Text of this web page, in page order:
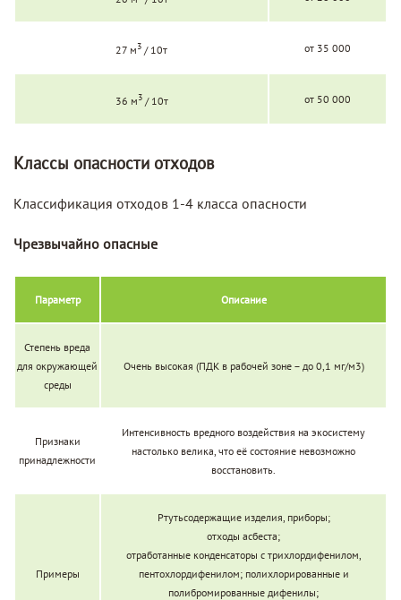
27 м3 / 10т от 35 000
36 м3/ 10т от 50 000
Классы опасности отходов
Классификация отходов 1-4 класса опасности
Чрезвычайно опасные
Параметр Описание
Степень вреда
для окружающей
среды
Очень высокая (ПДК в рабочей зоне – до 0,1 мг/м3)
Признаки
принадлежности
Интенсивность вредного воздействия на экосистему
настолько велика, что её состояние невозможно
восстановить.
Примеры
Ртутьсодержащие изделия, приборы;
отходы асбеста;
отработанные конденсаторы с трихлордифенилом,
пентохлордифенилом; полихлорированные и
полибромированные дифенилы;